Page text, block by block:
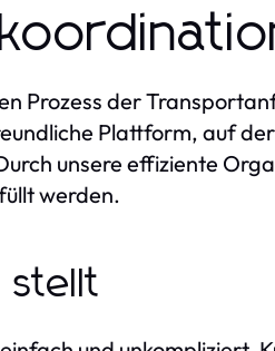
Prozess der
Plattform, auf
unsere effiziente
werden.
stellt